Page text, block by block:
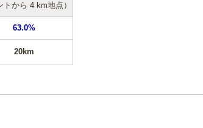
トから 4 km地点）
63.0%
20km